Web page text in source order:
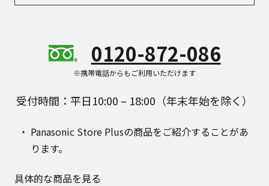
0120-872-086
※携帯電話からもご利用いただけます
受付時間：平日10:00 – 18:00（年末年始を除く）
Panasonic Store Plusの商品をご紹介することがあ
ります。
具体的な商品を見る